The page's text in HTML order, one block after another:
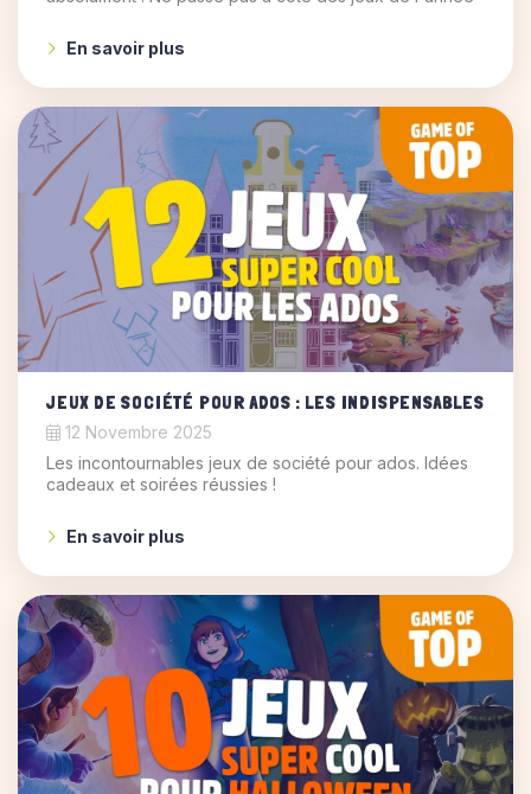
En savoir plus
JEUX DE SOCIÉTÉ POUR ADOS : LES INDISPENSABLES
12 Novembre 2025
Les incontournables jeux de société pour ados. Idées
cadeaux et soirées réussies !
En savoir plus